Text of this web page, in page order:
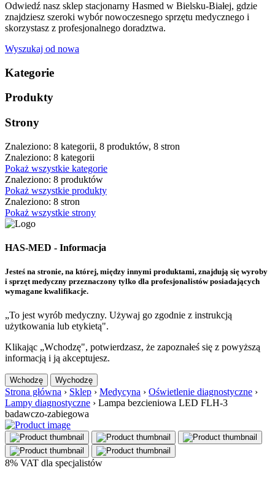
Odwiedź nasz sklep stacjonarny Hasmed w Bielsku-Białej, gdzie
znajdziesz szeroki wybór nowoczesnego sprzętu medycznego i
skorzystasz z profesjonalnego doradztwa.
Wyszukaj od nowa
Kategorie
Produkty
Strony
Znaleziono: 8 kategorii, 8 produktów, 8 stron
Znaleziono: 8 kategorii
Pokaż wszystkie kategorie
Znaleziono: 8 produktów
Pokaż wszystkie produkty
Znaleziono: 8 stron
Pokaż wszystkie strony
HAS-MED - Informacja
Jesteś na stronie, na której, między innymi produktami, znajdują się wyroby
i sprzęt medyczny przeznaczony tylko dla profesjonalistów posiadających
wymagane kwalifikacje.
„To jest wyrób medyczny. Używaj go zgodnie z instrukcją
użytkowania lub etykietą".
Klikając „Wchodzę", potwierdzasz, że zapoznałeś się z powyższą
informacją i ją akceptujesz.
Wchodzę Wychodzę
Strona główna › Sklep › Medycyna › Oświetlenie diagnostyczne ›
Lampy diagnostyczne › Lampa bezcieniowa LED FLH-3
badawczo-zabiegowa
8% VAT dla specjalistów